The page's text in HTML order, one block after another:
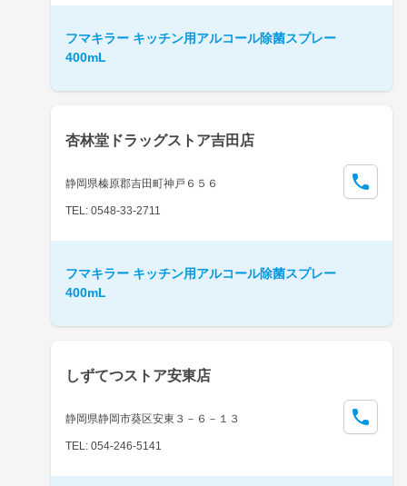
フマキラー キッチン用アルコール除菌スプレー
400mL
杏林堂ドラッグストア吉田店
静岡県榛原郡吉田町神戸６５６
TEL: 0548-33-2711
フマキラー キッチン用アルコール除菌スプレー
400mL
しずてつストア安東店
静岡県静岡市葵区安東３－６－１３
TEL: 054-246-5141